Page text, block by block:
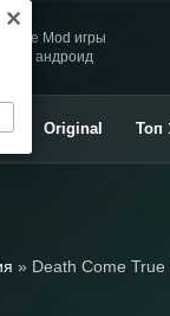
Mod игры
для андроид
Original Топ
» Death Come